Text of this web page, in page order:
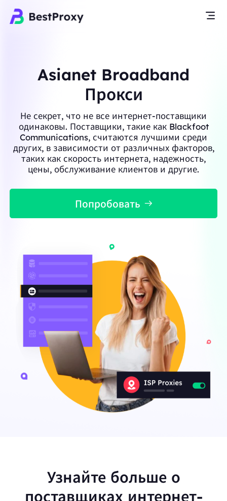
Asianet Broadband
Прокси
Не секрет, что не все интернет-поставщики
одинаковы. Поставщики, такие как Blackfoot
Communications, считаются лучшими среди
других, в зависимости от различных факторов,
таких как скорость интернета, надежность,
цены, обслуживание клиентов и другие.
Попробовать
Узнайте больше о
поставщиках интернет-